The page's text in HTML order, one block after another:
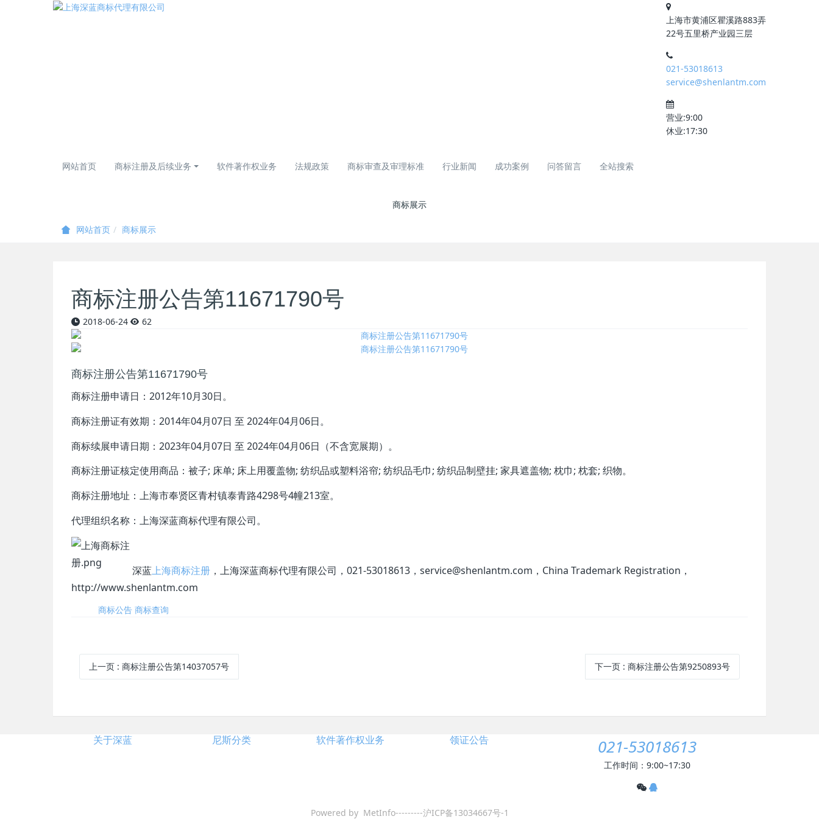
上海市黄浦区瞿溪路883弄
22号五里桥产业园三层
021-53018613
service@shenlantm.com
营业:9:00
休业:17:30
网站首页 商标注册及后续业务 软件著作权业务 法规政策 商标审查及审理标准 行业新闻 成功案例 问答留言 全站搜索
商标展示
网站首页 商标展示
商标注册公告第11671790号
2018-06-24 62
商标注册公告第11671790号
商标注册申请日：2012年10月30日。
商标注册证有效期： 2014年04月07日 至 2024年04月06日。
商标续展申请日期： 2023年04月07日 至 2024年04月06日 （不含宽展期）。
商标注册证核定使用商品： 被子; 床单; 床上用覆盖物; 纺织品或塑料浴帘; 纺织品毛巾; 纺织品制壁挂; 家具遮盖物; 枕巾; 枕套; 织物。
商标注册地址：上海市奉贤区青村镇泰青路4298号4幢213室。
代理组织名称：上海深蓝商标代理有限公司。
深蓝上海商标注册 ，上海深蓝商标代理有限公司，021-53018613，service@shenlantm.com，China Trademark Registration，
http://www.shenlantm.com
商标公告 商标查询
上一页 : 商标注册公告第14037057号 下一页 : 商标注册公告第9250893号
关于深蓝 尼斯分类 软件著作权业务 领证公告 021-53018613
工作时间：9:00~17:30
Powered by MetInfo---------沪ICP备13034667号-1